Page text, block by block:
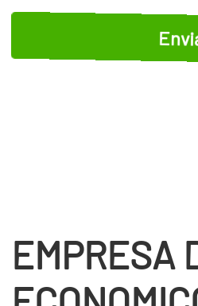
EMPRESA